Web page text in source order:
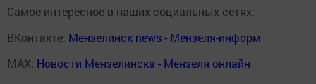
Самое интересное в наших социальных сетях:
ВКонтакте: Мензелинск news - Мензеля-информ
MAX: Новости Мензелинска - Мензеля онлайн